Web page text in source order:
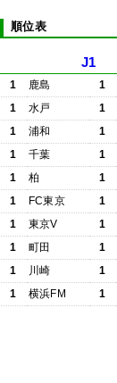
順位表
J1
1 鹿島 1
1
水戸 1
1
浦和 1
1
千葉 1
1
柏 1
1
FC東京 1
1
東京V 1
1
町田 1
1
川崎 1
1
横浜FM 1